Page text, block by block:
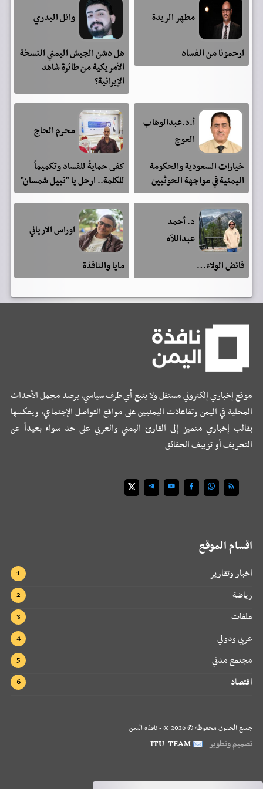
مطهر الريدة
ارحمونا من الفساد
وائل البدري
هل دشن الجيش اليمني النسخة
الأمريكية من طائرة شاهد
الإيرانية؟
أ.د.عبدالوهاب
العوج
خيارات السعودية والحكومة
اليمنية في مواجهة الحوثيين
محرم الحاج
كفى حمايةً للفساد وتكميماً
للكلمة.. ارحل يا "نبيل شمسان"
د. أحمد
عبداللآه
فائض الولاء…
اوراس الارياني
مايا والنافذة
موقع إخباري إلكتروني مستقل ولا يتبع أي طرف سياسي، يرصد مجمل الأحداث
المحلية في اليمن وتفاعلات اليمنيين على مواقع التواصل الإجتماعي، ويعكسها
بقالب إخباري متميز إلى القارئ اليمني والعربي على حد سواء بعيداً عن
التحريف أو تزييف الحقائق
اقسام الموقع
اخبار وتقارير
رياضة
ملفات
عربي ودولي
مجتمع مدني
اقتصاد
جميع الحقوق محفوظة ©2026 @ - نافذة اليمن
تصميم وتطوير - ITU-TEAM